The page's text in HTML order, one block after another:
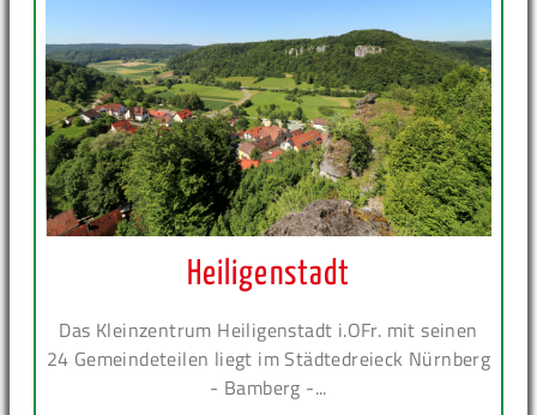
Heiligenstadt
Das Kleinzentrum Heiligenstadt i.OFr. mit seinen
24 Gemeindeteilen liegt im Städtedreieck Nürnberg
- Bamberg -...